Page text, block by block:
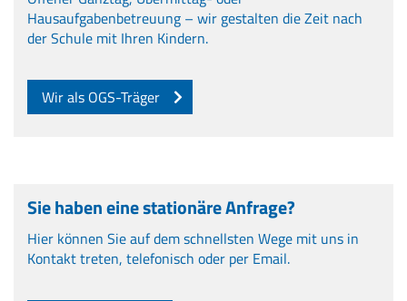
Hausaufgabenbetreuung – wir gestalten die Zeit nach
der Schule mit Ihren Kindern.
Wir als OGS-Träger
Sie haben eine stationäre Anfrage?
Hier können Sie auf dem schnellsten Wege mit uns in
Kontakt treten, telefonisch oder per Email.